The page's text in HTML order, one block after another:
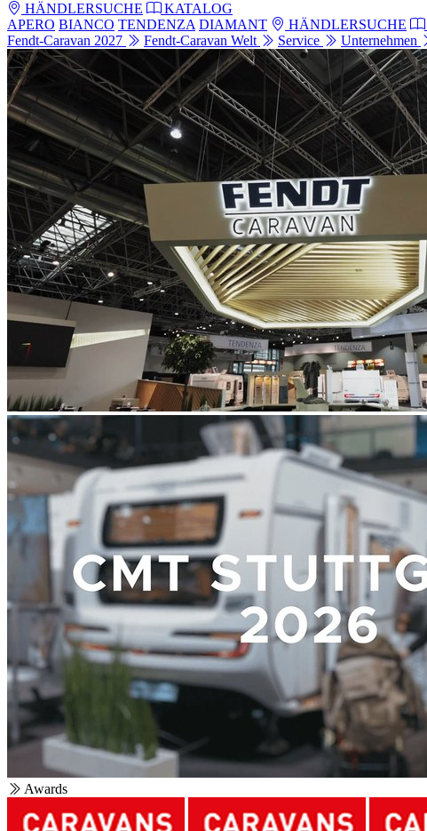
HÄNDLERSUCHE
KATALOG
APERO BIANCO TENDENZA DIAMANT HÄNDLERSUCHE
Fendt-Caravan 2027
Fendt-Caravan Welt Service Unternehmen
Awards